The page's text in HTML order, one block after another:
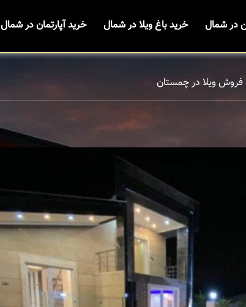
در شمال خرید باغ ویلا در شمال خرید آپارتمان در شمال
فروش ویلا در چمستان